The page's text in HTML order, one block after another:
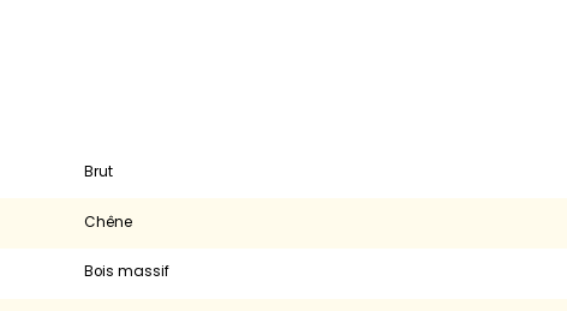
Brut
Chêne
Bois massif